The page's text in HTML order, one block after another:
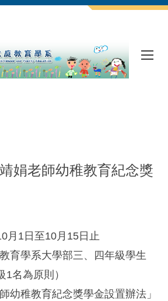
娟老師幼稚教育紀念獎
月1日至10月15日止
育學系大學部三、四年級學生
名為原則）
幼稚教育紀念獎學金設置辦法」